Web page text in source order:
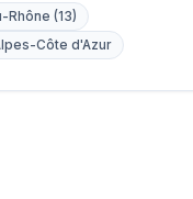
Rhône (13)
Côte d'Azur